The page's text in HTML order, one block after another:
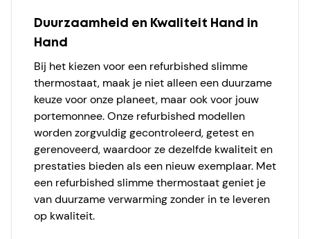
Duurzaamheid en Kwaliteit Hand in
Hand
Bij het kiezen voor een refurbished slimme
thermostaat, maak je niet alleen een duurzame
keuze voor onze planeet, maar ook voor jouw
portemonnee. Onze refurbished modellen
worden zorgvuldig gecontroleerd, getest en
gerenoveerd, waardoor ze dezelfde kwaliteit en
prestaties bieden als een nieuw exemplaar. Met
een refurbished slimme thermostaat geniet je
van duurzame verwarming zonder in te leveren
op kwaliteit.